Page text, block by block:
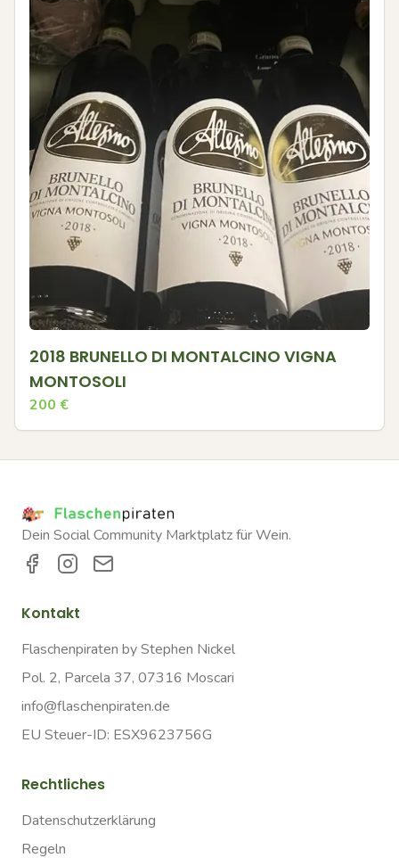
2018 BRUNELLO DI MONTALCINO VIGNA
MONTOSOLI
200 €
Dein Social Community Marktplatz für Wein.
Kontakt
Flaschenpiraten by Stephen Nickel
Pol. 2, Parcela 37, 07316 Moscari
info@flaschenpiraten.de
EU Steuer-ID: ESX9623756G
Rechtliches
Datenschutzerklärung
Regeln